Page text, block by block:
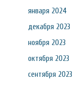
января 2024
декабря 2023
ноября 2023
октября 2023
сентября 2023